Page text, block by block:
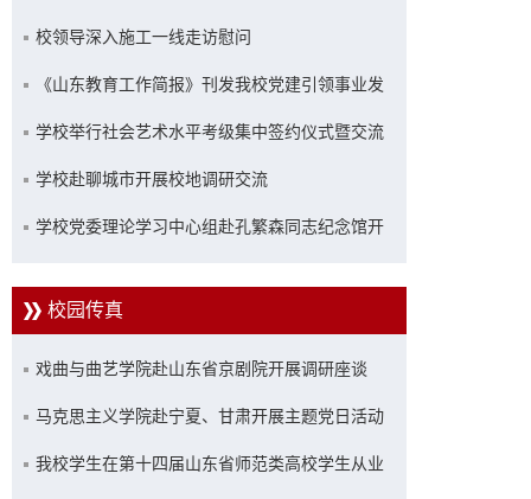
校领导深入施工一线走访慰问
《山东教育工作简报》刊发我校党建引领事业发
展经验做法
学校举行社会艺术水平考级集中签约仪式暨交流
座谈会
学校赴聊城市开展校地调研交流
学校党委理论学习中心组赴孔繁森同志纪念馆开
校园传真
戏曲与曲艺学院赴山东省京剧院开展调研座谈
马克思主义学院赴宁夏、甘肃开展主题党日活动
我校学生在第十四届山东省师范类高校学生从业